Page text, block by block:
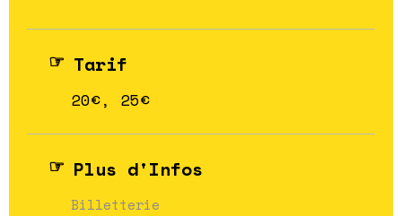
Tarif
20€, 25€
Plus d'Infos
Billetterie